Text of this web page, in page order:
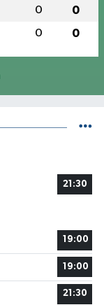
0 0
0 0
21:30
19:00
19:00
21:30